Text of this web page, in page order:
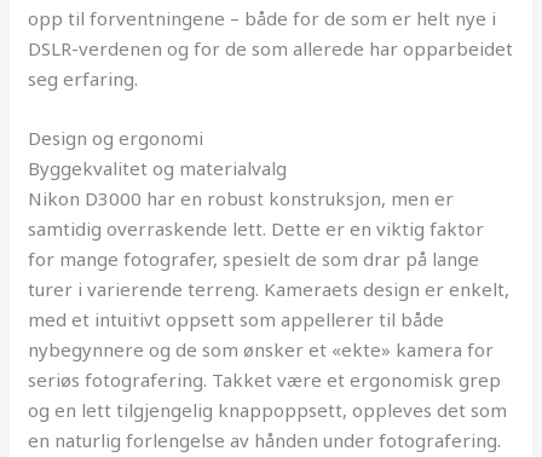
opp til forventningene – både for de som er helt nye i
DSLR-verdenen og for de som allerede har opparbeidet
seg erfaring.
Design og ergonomi
Byggekvalitet og materialvalg
Nikon D3000 har en robust konstruksjon, men er
samtidig overraskende lett. Dette er en viktig faktor
for mange fotografer, spesielt de som drar på lange
turer i varierende terreng. Kameraets design er enkelt,
med et intuitivt oppsett som appellerer til både
nybegynnere og de som ønsker et «ekte» kamera for
seriøs fotografering. Takket være et ergonomisk grep
og en lett tilgjengelig knappoppsett, oppleves det som
en naturlig forlengelse av hånden under fotografering.